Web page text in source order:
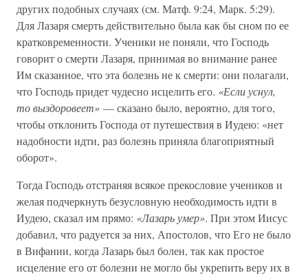
других подобных случаях (см. Матф. 9:24, Марк. 5:29).
Для Лазаря смерть действительно была как бы сном по ее
кратковременности. Ученики не поняли, что Господь
говорит о смерти Лазаря, принимая во внимание ранее
Им сказанное, что эта болезнь не к смерти: они полагали,
что Господь придет чудесно исцелить его. «Если уснул,
то выздоровеет» — сказано было, вероятно, для того,
чтобы отклонить Господа от путешествия в Иудею: «нет
надобности идти, раз болезнь приняла благоприятный
оборот».
Тогда Господь отстраняя всякое прекословие учеников и
желая подчеркнуть безусловную необходимость идти в
Иудею, сказал им прямо: «Лазарь умер». При этом Иисус
добавил, что радуется за них, Апостолов, что Его не было
в Вифании, когда Лазарь был болен, так как простое
исцеление его от болезни не могло бы укрепить веру их в